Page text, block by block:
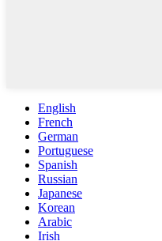
English
French
German
Portuguese
Spanish
Russian
Japanese
Korean
Arabic
Irish